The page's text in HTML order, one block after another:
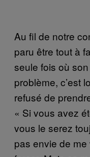
Au fil de notre
paru être tout à
seule fois où
problème, c’est
refusé de
« Si vous avez
vous le serez
pas envie de